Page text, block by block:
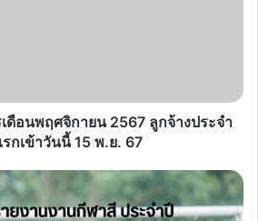
ดือนพฤศจิกายน 2567 ลูกจ้างประจำ
กเข้าวันนี้ 15 พ.ย. 67